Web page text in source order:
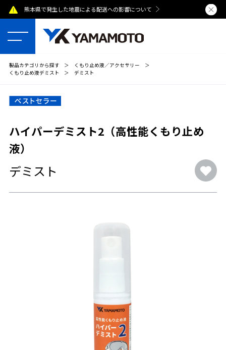
熊本県で発生した地震による配送への影響について 夏季休業
製品カテゴリから探す ＞ くもり止め液／アクセサリー
＞
くもり止め液デミスト
＞ デミスト
ハイパーデミスト2（高性能くもり止め
液）
デミスト